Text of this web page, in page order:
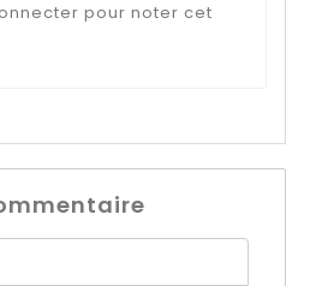
pour noter cet